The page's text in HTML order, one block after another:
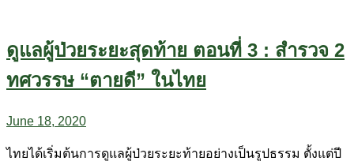
ดูแลผู้ป่วยระยะสุดท้าย ตอนที่ 3 : สำรวจ 2
ทศวรรษ “ตายดี” ในไทย
June 18, 2020
ไทยได้เริ่มต้นการดูแลผู้ป่วยระยะท้ายอย่างเป็นรูปธรรม ตั้งแต่ปี